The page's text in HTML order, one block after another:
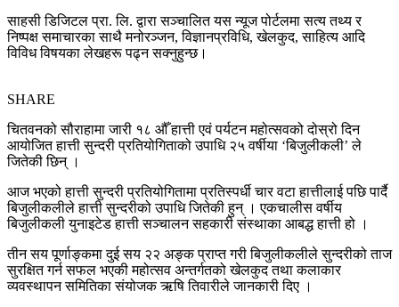
साहसी डिजिटल प्रा. लि. द्वारा सञ्चालित यस न्यूज पोर्टलमा सत्य तथ्य र
निष्पक्ष समाचारका साथै मनोरञ्जन, विज्ञानप्रविधि, खेलकुद, साहित्य आदि
विविध विषयका लेखहरू पढ्न सक्नुहुन्छ।
SHARE
चितवनको सौराहामा जारी १८ औँ हात्ती एवं पर्यटन महोत्सवको दोस्रो दिन
आयोजित हात्ती सुन्दरी प्रतियोगिताको उपाधि २५ वर्षीया ‘बिजुलीकली’ ले
जितेकी छिन् ।
आज भएको हात्ती सुन्दरी प्रतियोगितामा प्रतिस्पर्धी चार वटा हात्तीलाई पछि पार्दै
बिजुलीकलीले हात्ती सुन्दरीको उपाधि जितेकी हुन् । एकचालीस वर्षीय
बिजुलीकली युनाइटेड हात्ती सञ्चालन सहकारी संस्थाका आबद्ध हात्ती हो ।
तीन सय पूर्णाङ्कमा दुई सय २२ अङ्क प्राप्त गरी बिजुलीकलीले सुन्दरीको ताज
सुरक्षित गर्न सफल भएकी महोत्सव अन्तर्गतको खेलकुद तथा कलाकार
व्यवस्थापन समितिका संयोजक ऋषि तिवारीले जानकारी दिए ।